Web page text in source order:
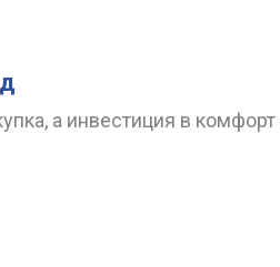
а инвестиция в комфорт